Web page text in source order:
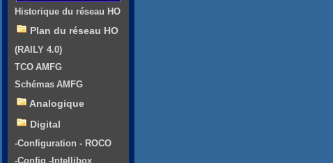
Historique du réseau HO
Plan du réseau HO
(RAILY 4.0)
TCO AMFG
Schémas AMFG
Analogique
Digital
-Configuration - ROCO
-Config -Intellibox